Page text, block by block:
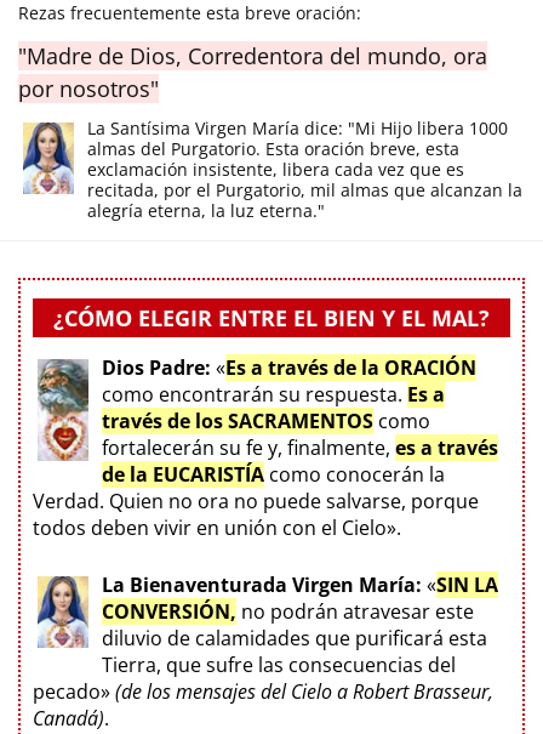
Rezas frecuentemente esta breve oración:
"Madre de Dios, Corredentora del mundo, ora
por nosotros"
La Santísima Virgen María dice: "Mi Hijo libera 1000
almas del Purgatorio. Esta oración breve, esta
exclamación insistente, libera cada vez que es
recitada, por el Purgatorio, mil almas que alcanzan la
alegría eterna, la luz eterna."
¿CÓMO ELEGIR ENTRE EL BIEN Y EL MAL?
Dios Padre: «Es a través de la ORACIÓN
como encontrarán su respuesta. Es a
través de los SACRAMENTOS como
fortalecerán su fe y, finalmente, es a través
de la EUCARISTÍA como conocerán la
Verdad. Quien no ora no puede salvarse, porque
todos deben vivir en unión con el Cielo».
La Bienaventurada Virgen María: «SIN LA
CONVERSIÓN, no podrán atravesar este
diluvio de calamidades que purificará esta
Tierra, que sufre las consecuencias del
pecado»(de los mensajes del Cielo a Robert Brasseur,
Canadá).